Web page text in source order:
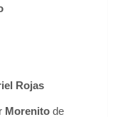
Rojas
Morenito de